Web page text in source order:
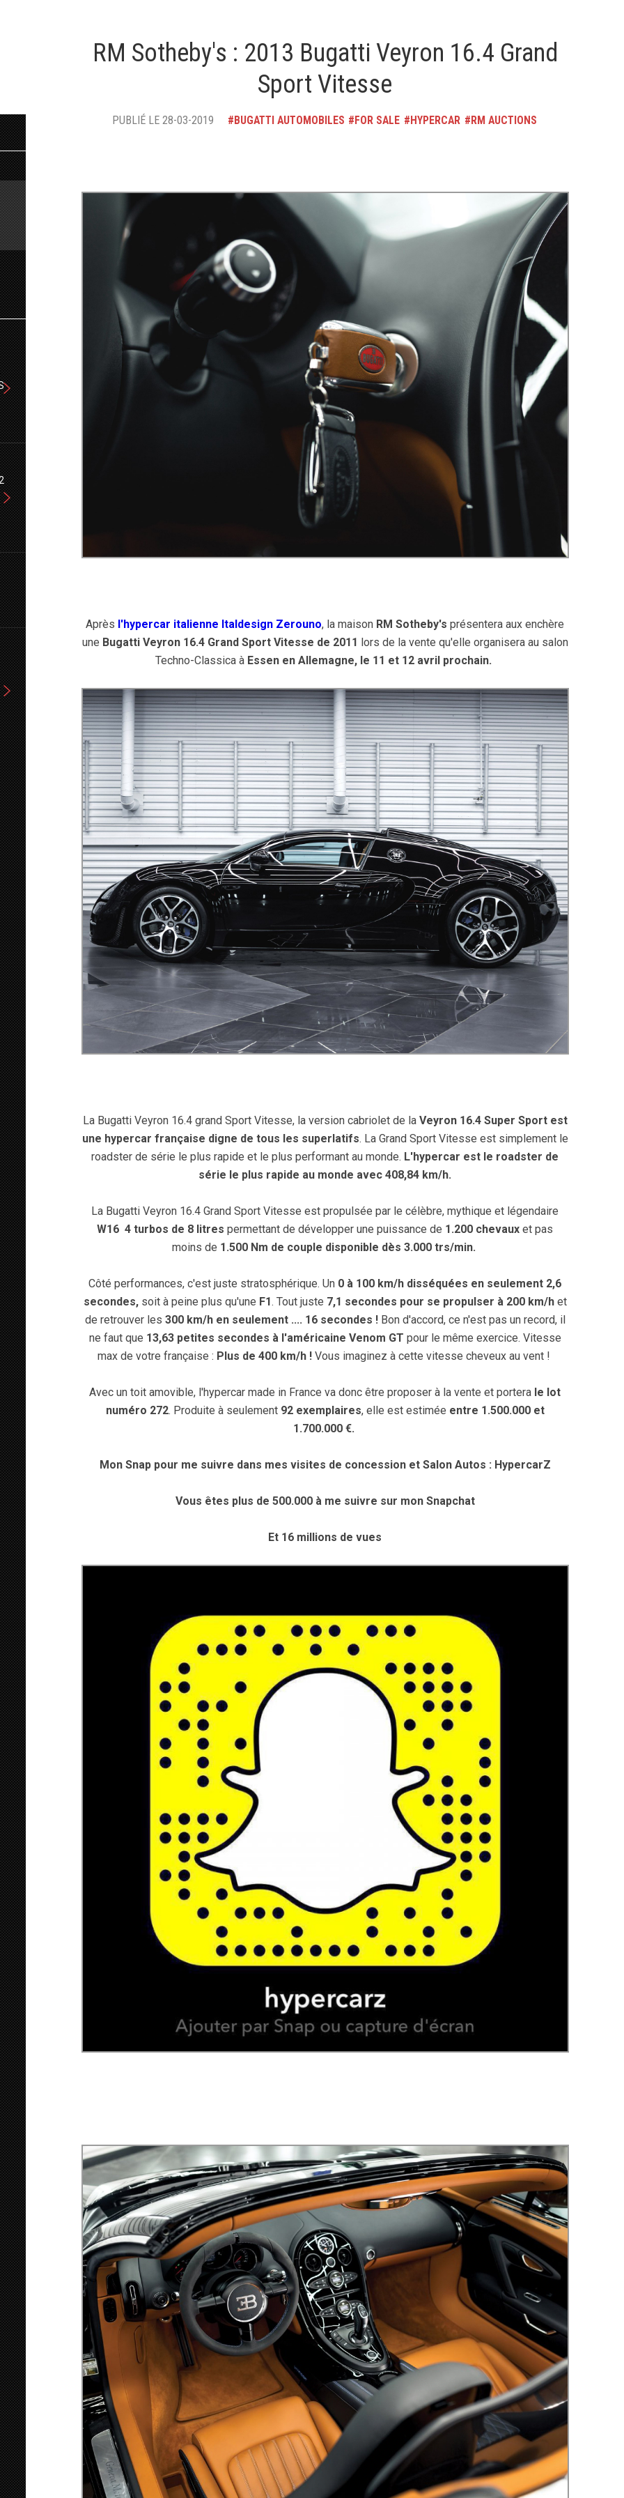
RM Sotheby's : 2013 Bugatti Veyron 16.4 Grand
Sport Vitesse
PUBLIÉ LE 28-03-2019 BUGATTI AUTOMOBILES FOR SALE HYPERCAR RM AUCTIONS
Après l'hypercar italienne Italdesign Zerouno, la maison RM Sotheby's présentera aux enchère
une Bugatti Veyron 16.4 Grand Sport Vitesse de 2011 lors de la vente qu'elle organisera au salon
Techno-Classica à Essen en Allemagne, le 11 et 12 avril prochain.
La Bugatti Veyron 16.4 grand Sport Vitesse, la version cabriolet de la Veyron 16.4 Super Sport est
une hypercar française digne de tous les superlatifs. La Grand Sport Vitesse est simplement le
roadster de série le plus rapide et le plus performant au monde. L'hypercar est le roadster de
série le plus rapide au monde avec 408,84 km/h.
La Bugatti Veyron 16.4 Grand Sport Vitesse est propulsée par le célèbre, mythique et légendaire
W16 4 turbos de 8 litres permettant de développer une puissance de 1.200 chevaux et pas
moins de 1.500 Nm de couple disponible dès 3.000 trs/min.
Côté performances, c'est juste stratosphérique. Un 0 à 100 km/h disséquées en seulement 2,6
secondes,soit à peine plus qu'une F1. Tout juste 7,1 secondes pour se propulser à 200 km/het
de retrouver les 300 km/h en seulement .... 16 secondes !Bon d'accord, ce n'est pas un record, il
ne faut que 13,63 petites secondes à l'américaine Venom GT pour le même exercice. Vitesse
max de votre française : Plus de 400 km/h ! Vous imaginez à cette vitesse cheveux au vent !
Avec un toit amovible, l'hypercar made in France va donc être proposer à la vente et portera le lot
numéro 272. Produite à seulement 92 exemplaires, elle est estimée entre 1.500.000 et
1.700.000 €.
Mon Snap pour me suivre dans mes visites de concession et Salon Autos : HypercarZ
Vous êtes plus de 500.000 à me suivre sur mon Snapchat
Et 16 millions de vues